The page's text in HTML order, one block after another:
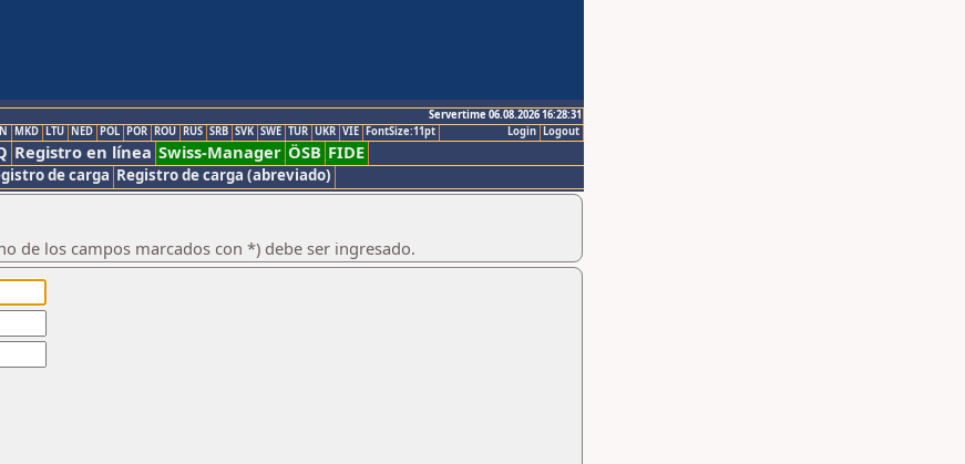
Servertime 06.08.2026 16:28:31
Logout
Login
MKD LTU NED POL POR ROU RUS SRB SVK SWE TUR UKR VIE FontSize:11pt
Registro en línea Swiss-Manager ÖSB FIDE
de carga Registro de carga (abreviado)
de los campos marcados con *) debe ser ingresado.